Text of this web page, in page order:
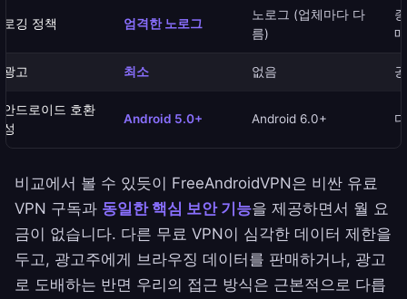
로깅 정책 엄격한 노로그
노로그 (업체마다 다
름)
매
광고 최소 없음
안드로이드 호환
성
Android 5.0+ Android 6.0+
비교에서 볼 수 있듯이 FreeAndroidVPN은 비싼 유료
VPN 구독과 동일한 핵심 보안 기능을 제공하면서 월 요
금이 없습니다. 다른 무료 VPN이 심각한 데이터 제한을
두고, 광고주에게 브라우징 데이터를 판매하거나, 광고
로 도배하는 반면 우리의 접근 방식은 근본적으로 다릅